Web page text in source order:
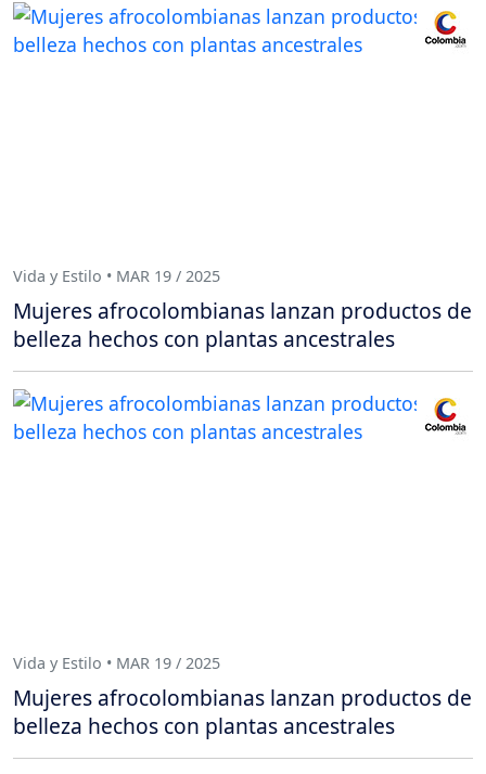
Vida y Estilo • MAR 19 / 2025
Mujeres afrocolombianas lanzan productos de
belleza hechos con plantas ancestrales
Vida y Estilo • MAR 19 / 2025
Mujeres afrocolombianas lanzan productos de
belleza hechos con plantas ancestrales